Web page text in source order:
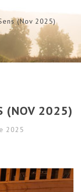
(Nov 2025)
(NOV 2025)
2025